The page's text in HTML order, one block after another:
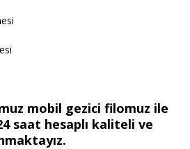
mobil gezici filomuz ile
saat hesaplı kaliteli ve